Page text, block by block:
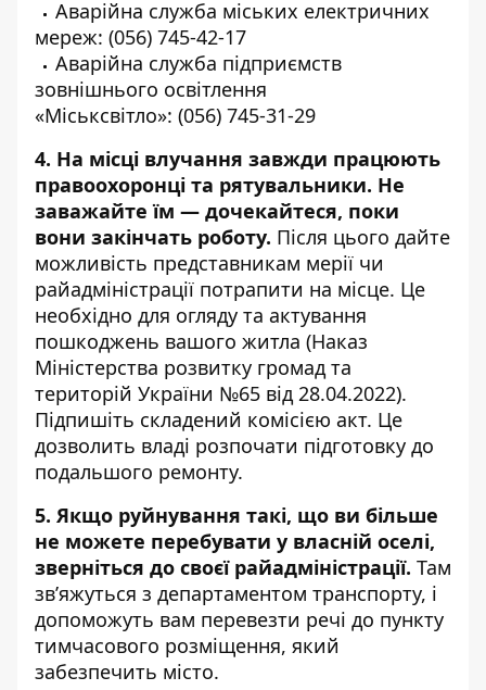
Аварійна служба міських електричних
мереж: (056) 745-42-17
Аварійна служба підприємств
зовнішнього освітлення
«Міськсвітло»: (056) 745-31-29
4. На місці влучання завжди працюють
правоохоронці та рятувальники. Не
заважайте їм — дочекайтеся, поки
вони закінчать роботу. Після цього дайте
можливість представникам мерії чи
райадміністрації потрапити на місце. Це
необхідно для огляду та актування
пошкоджень вашого житла (Наказ
Міністерства розвитку громад та
територій України №65 від 28.04.2022).
Підпишіть складений комісією акт. Це
дозволить владі розпочати підготовку до
подальшого ремонту.
5. Якщо руйнування такі, що ви більше
не можете перебувати у власній оселі,
зверніться до своєї райадміністрації. Там
зв’яжуться з департаментом транспорту, і
допоможуть вам перевезти речі до пункту
тимчасового розміщення, який
забезпечить місто.